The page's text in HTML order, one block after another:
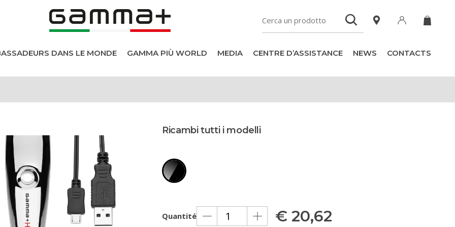
DANS LE MONDE GAMMA PIÙ WORLD MEDIA CENTRE D’ASSISTANCE NEWS CONTACTS
Ricambi tutti i modelli
Quantité € 20,62